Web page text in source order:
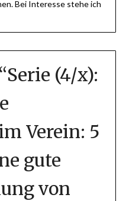
Bei Interesse stehe ich
Serie (4/x):
Verein: 5
gute
von